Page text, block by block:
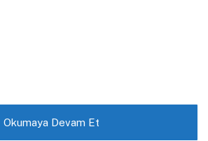
Okumaya Devam Et